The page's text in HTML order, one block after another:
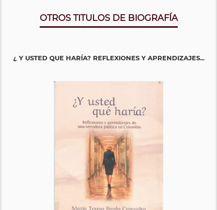
OTROS TITULOS DE BIOGRAFÍA
¿ Y USTED QUE HARÍA? REFLEXIONES Y APRENDIZAJES...